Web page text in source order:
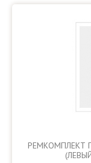
РЕМКОМПЛЕКТ